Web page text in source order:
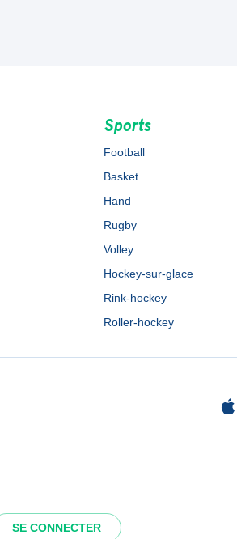
SE CONNECTER
Sports
Football
Basket
Hand
Rugby
Volley
Hockey-sur-glace
Rink-hockey
Roller-hockey